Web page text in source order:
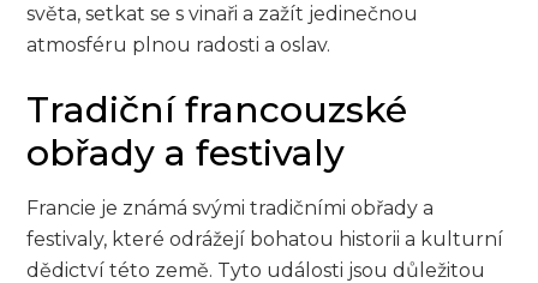
světa, setkat se s vinaři a zažít jedinečnou
atmosféru plnou radosti a oslav.
Tradiční francouzské
obřady a festivaly
Francie je známá svými tradičními obřady a
festivaly, které odrážejí bohatou historii a kulturní
dědictví této země. Tyto události jsou důležitou